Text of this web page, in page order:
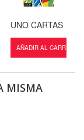
UNO CARTAS
AÑADIR AL CARRITO
MISMA